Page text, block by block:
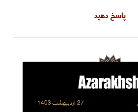
پاسخ دهید
27 اردیبهشت 1403